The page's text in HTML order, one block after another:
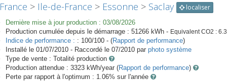
France > Ile-de-France > Essonne > Saclay localiser
Dernière mise à jour production : 03/08/2026
Production cumulée depuis le démarrage : 51266 kWh - Equivalent CO2 : 6.3
Indice de performance : : 100/100 - (Rapport de performance)
Installé le 01/07/2010 - Raccordé le 07/2010 par photo système
Type de vente : Totalité production
Production attendue : 3323 kWh/year (Rapport de performance)
Perte par rapport à l'optimum : 1.06% sur l'année